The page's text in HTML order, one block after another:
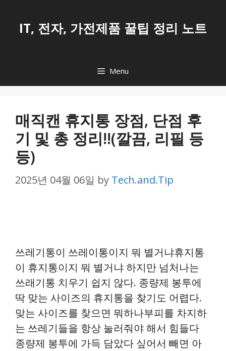
content
IT, 전자, 가전제품 꿀팁 정리 노트
Menu
매직캔 휴지통 장점, 단점 후
기 및 총 정리!!(깔끔, 리필 등
등)
2025년 04월 06일 by Tech.and.Tip
쓰레기통이 쓰레이통이지 뭐 별거냐휴지통
이 휴지통이지 뭐 별거냐 하지만 넘처나는
쓰래기통 치우기 쉽지 않다. 종량제 봉투에
딱 맞는 사이즈의 휴지통을 찾기도 어렵다.
맞는 사이즈를 찾으면 뭐하나부피를 차지하
는 쓰레기들을 항상 눌러줘야 해서 힘들다
종량제 봉투에 가득 담았다 싶어서 빼면 아